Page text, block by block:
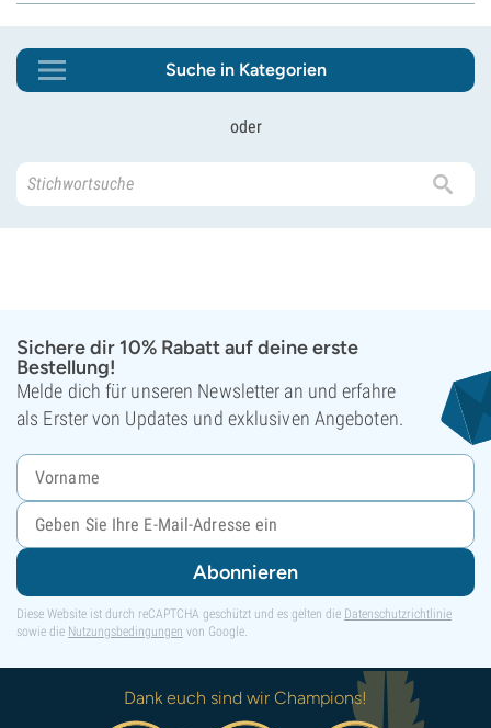
Suche in Kategorien
oder
Sichere dir 10% Rabatt auf deine erste
Bestellung!
Melde dich für unseren Newsletter an und erfahre
als Erster von Updates und exklusiven Angeboten.
Abonnieren
Diese Website ist durch reCAPTCHA geschützt und es gelten die Datenschutzrichtlinie
sowie die Nutzungsbedingungen von Google.
Dank euch sind wir Champions!